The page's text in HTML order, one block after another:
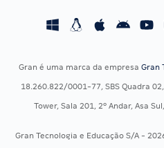
Concursos Fiscais
Residência Multiprofissional
Gran é uma marca da empresa Gran
18.260.822/0001-77, SBS Quadra
Tower, Sala 201, 2º Andar, Asa
Gran Tecnologia e Educação S/A -